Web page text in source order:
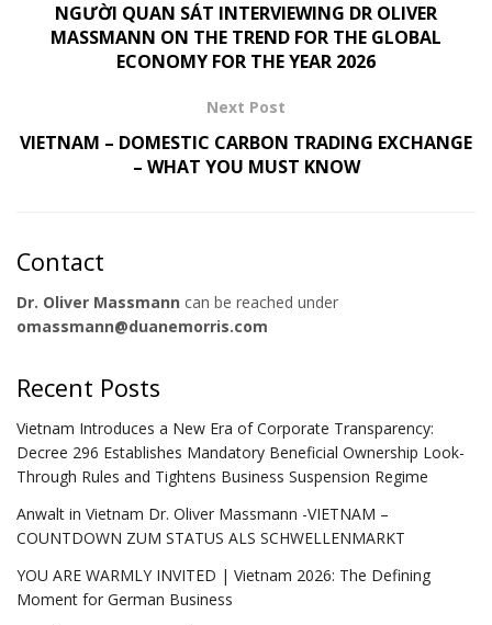
NGƯỜI QUAN SÁT INTERVIEWING DR OLIVER
MASSMANN ON THE TREND FOR THE GLOBAL
ECONOMY FOR THE YEAR 2026
Next Post
VIETNAM – DOMESTIC CARBON TRADING EXCHANGE
– WHAT YOU MUST KNOW
Contact
Dr. Oliver Massmann can be reached under
omassmann@duanemorris.com
Recent Posts
Vietnam Introduces a New Era of Corporate Transparency:
Decree 296 Establishes Mandatory Beneficial Ownership Look-
Through Rules and Tightens Business Suspension Regime
Anwalt in Vietnam Dr. Oliver Massmann -VIETNAM –
COUNTDOWN ZUM STATUS ALS SCHWELLENMARKT
YOU ARE WARMLY INVITED | Vietnam 2026: The Defining
Moment for German Business